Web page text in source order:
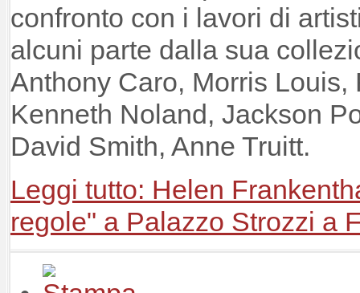
confronto con i lavori di
alcuni parte dalla sua
Anthony Caro, Morris Louis,
Kenneth Noland, Jackson
David Smith, Anne Truitt.
Leggi tutto: Helen
regole" a Palazzo Strozzi a